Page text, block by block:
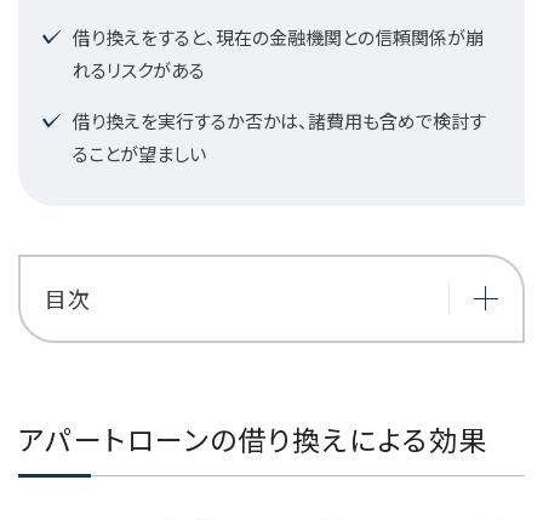
借り換えをすると、現在の金融機関との信頼関係が崩
れるリスクがある
借り換えを実行するか否かは、諸費用も含めで検討す
ることが望ましい
目次
アパートローンの借り換えによる効果